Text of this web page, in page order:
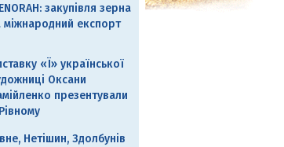
закупівля зерна
міжнародний експорт
«Ї» української
Оксани
презентували
Нетішин, Здолбунів